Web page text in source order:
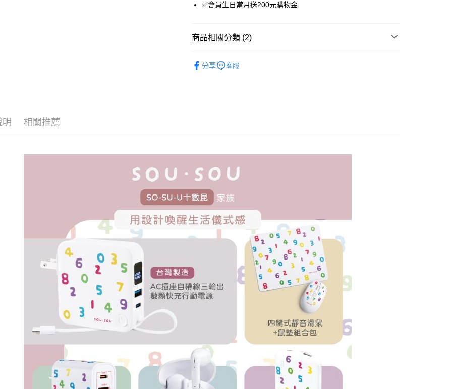
✅會員生日當月送200元購物金
商品相關分類 (2)
分享 客服
明 相關推薦